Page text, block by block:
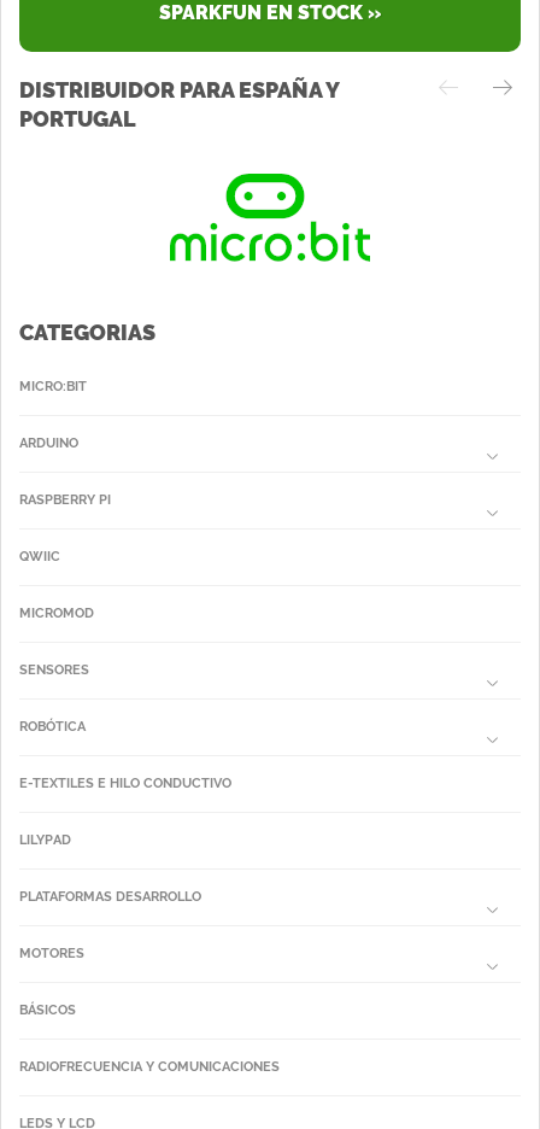
SPARKFUN EN STOCK »
DISTRIBUIDOR PARA ESPAÑA Y
PORTUGAL
CATEGORIAS
MICRO:BIT
ARDUINO
RASPBERRY PI
QWIIC
MICROMOD
SENSORES
ROBÓTICA
E-TEXTILES E HILO CONDUCTIVO
LILYPAD
PLATAFORMAS DESARROLLO
MOTORES
BÁSICOS
RADIOFRECUENCIA Y COMUNICACIONES
LEDS Y LCD